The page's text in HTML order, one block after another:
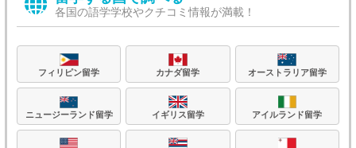
各国の語学学校やクチコミ情報が満載！
フィリピン留学 カナダ留学 オーストラリア留学
ニュージーランド留学 イギリス留学 アイルランド留学